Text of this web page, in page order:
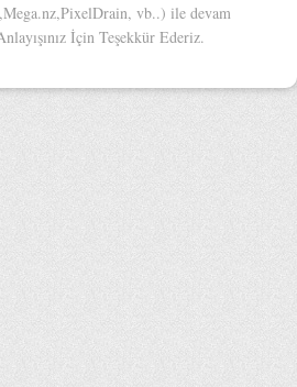
vb..) ile devam
İçin Teşekkür Ederiz.